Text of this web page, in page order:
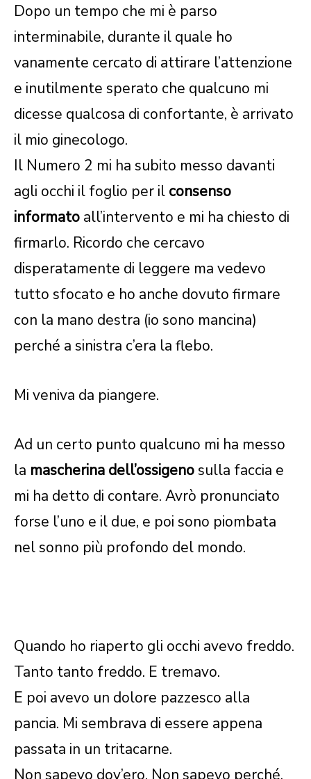
Dopo un tempo che mi è parso
interminabile, durante il quale ho
vanamente cercato di attirare l’attenzione
e inutilmente sperato che qualcuno mi
dicesse qualcosa di confortante, è arrivato
il mio ginecologo.
Il Numero 2 mi ha subito messo davanti
agli occhi il foglio per il consenso
informato all’intervento e mi ha chiesto di
firmarlo. Ricordo che cercavo
disperatamente di leggere ma vedevo
tutto sfocato e ho anche dovuto firmare
con la mano destra (io sono mancina)
perché a sinistra c’era la flebo.
Mi veniva da piangere.
Ad un certo punto qualcuno mi ha messo
la mascherina dell’ossigenosulla faccia e
mi ha detto di contare. Avrò pronunciato
forse l’uno e il due, e poi sono piombata
nel sonno più profondo del mondo.
Quando ho riaperto gli occhi avevo freddo.
Tanto tanto freddo. E tremavo.
E poi avevo un dolore pazzesco alla
pancia. Mi sembrava di essere appena
passata in un tritacarne.
Non sapevo dov’ero. Non sapevo perché.